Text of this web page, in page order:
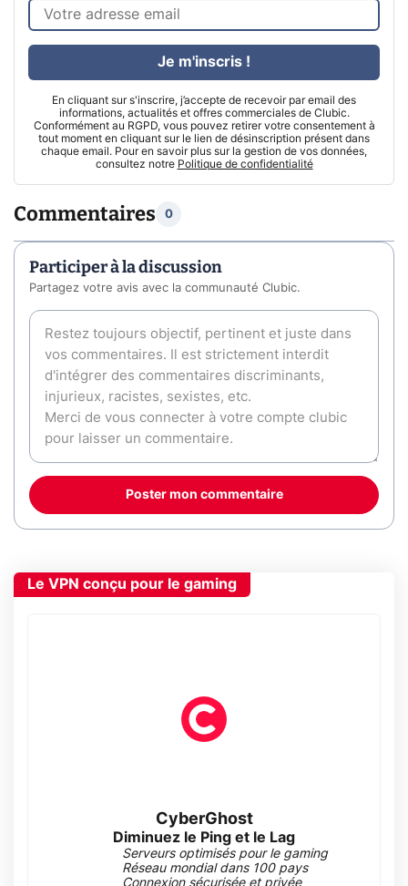
En cliquant sur s'inscrire, j’accepte de recevoir par email des
informations, actualités et offres commerciales de Clubic.
Conformément au RGPD, vous pouvez retirer votre consentement à
tout moment en cliquant sur le lien de désinscription présent dans
chaque email. Pour en savoir plus sur la gestion de vos données,
consultez notre Politique de confidentialité
Je m'inscris !
Commentaires 0
Participer à la discussion
Partagez votre avis avec la communauté Clubic.
Poster mon commentaire
Le VPN conçu pour le gaming
CyberGhost
Diminuez le Ping et le Lag
Serveurs optimisés pour le gaming
Réseau mondial dans 100 pays
Connexion sécurisée et privée